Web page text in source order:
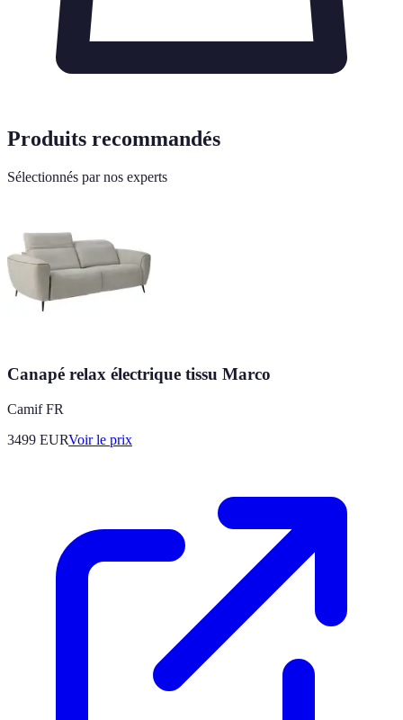
Produits recommandés
Sélectionnés par nos experts
Canapé relax électrique tissu Marco
Camif FR
3499 EURVoir le prix